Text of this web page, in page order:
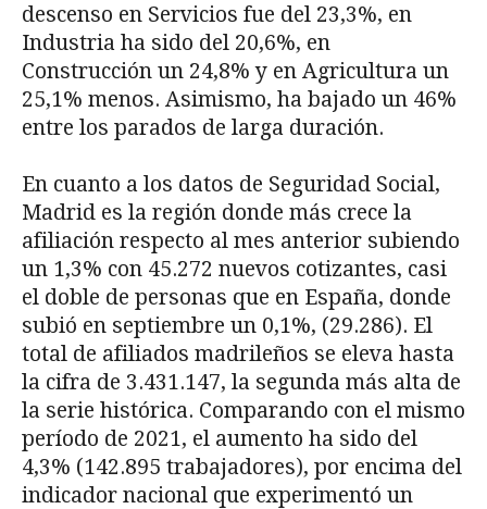
descenso en Servicios fue del 23,3%, en
Industria ha sido del 20,6%, en
Construcción un 24,8% y en Agricultura un
25,1% menos. Asimismo, ha bajado un 46%
entre los parados de larga duración.
En cuanto a los datos de Seguridad Social,
Madrid es la región donde más crece la
afiliación respecto al mes anterior subiendo
un 1,3% con 45.272 nuevos cotizantes, casi
el doble de personas que en España, donde
subió en septiembre un 0,1%, (29.286). El
total de afiliados madrileños se eleva hasta
la cifra de 3.431.147, la segunda más alta de
la serie histórica. Comparando con el mismo
período de 2021, el aumento ha sido del
4,3% (142.895 trabajadores), por encima del
indicador nacional que experimentó un